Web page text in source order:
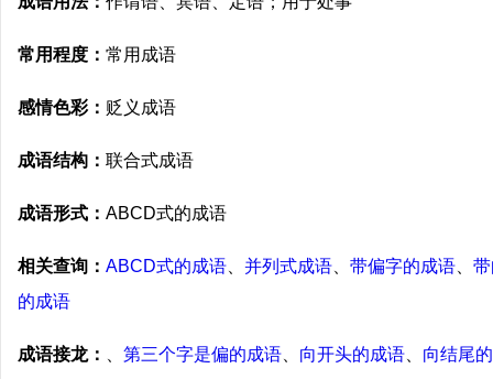
常用程度： 常用成语
感情色彩： 贬义成语
成语结构： 联合式成语
成语形式： ABCD式的成语
相关查询： ABCD式的成语 并列式成语 带偏字的成语
的成语
成语接龙： 第三个字是偏的成语 向开头的成语
向结尾